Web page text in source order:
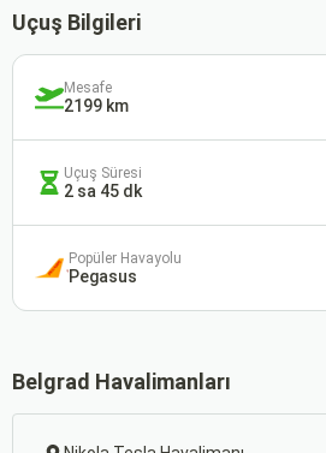
Uçuş Bilgileri
Mesafe
2199 km
Uçuş Süresi
2 sa 45 dk
Popüler Havayolu
Pegasus
Belgrad Havalimanları